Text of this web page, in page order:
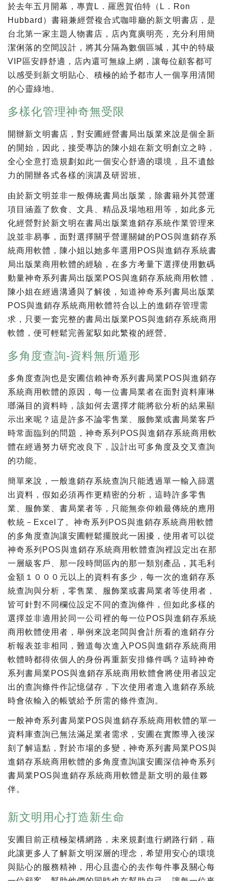
於去年五月開幕，專賣L．羅恩賀伯特（L．Ron
Hubbard）書籍兼經營複合式咖啡廳的新文明書店，是
台北第一家主題人物書店，店內寬廣明亮，充分利用簡
潔俐落的空間設計，將其分隔為數個區堿，其中的特級
VIP區安靜舒適，店內還可無線上網，讓每位顧客都可
以感受到新文明貼心、積極的給予都市人一個享用清閒
的心靈綠地。
多樣化管理神奇無受限
開辦新文明書店，對安圃經營書局出版業來說是個全新
的開始，因此，接受專訪的陳小姐在新文明創立之時，
全心全意打造規劃如此一個安心舒適的環境，且不遺餘
力的開辦各式各樣的演講及研習班。
由於新文明並非一般傳統書局出版業，除書籍外其營運
項目涵蓋了飲食、文具、精品及場地租用等，如此多元
化經營對於新文明在書局出版業進銷存系統作業管理來
說並非易事，面對選擇關乎營運關鍵的POS與進銷存系
統商用軟體，陳小姐以她多年選用POS與進銷存系統書
局出版業商用軟體的經驗，在多方考量下選擇使用數碼
動量神奇系列書局出版業POS與進銷存系統商用軟體，
陳小姐在經過溝通與了解後，知道神奇系列書局出版業
POS與進銷存系統商用軟體符合以上的進銷存管理需
求，只要一套完整的書局出版業POS與進銷存系統商用
軟體，便可輕鬆完善駕馭如此繁複的經營。
多角度查詢-資料無所遁形
多角度查詢也是安圃信賴神奇系列書局業POS與進銷存
系統商用軟體的原因，每一位書局業者在面對資料庫琳
瑯滿目的資料時，該如何去選擇才能將欲分析的結果顯
示出來呢？這是許多不論零售業、服飾業或書局業客戶
時常面臨到的問題，神奇系列POS與進銷存系統商用軟
體在經過努力研究改良下，設計出可多角度及交叉查詢
的功能。
簡單來說，一般進銷存系統查詢只能透過單一輸入篩選
出資料，假如必須再作更精密的分析，這時許多零售
業、服飾業、書局業者等，只能無奈仰賴最傳統的應用
軟統－Excel了。神奇系列POS與進銷存系統商用軟體
的多角度查詢讓安圃輕鬆擺脫此一困擾，使用者可以從
神奇系列POS與進銷存系統商用軟體查詢裡設定出在那
一層級客戶、那一段時間區內的那一類別產品，其毛利
金額１０００元以上的資料有多少，每一次的進銷存系
統查詢與分析，零售業、服飾業或書局業者等使用者，
皆可針對不同欄位設定不同的查詢條件，但如此多樣的
選擇並非適用於同一公司裡的每一位POS與進銷存系統
商用軟體使用者，舉例來說老闆與會計所看的進銷存分
析報表並非相同，難道每次進入POS與進銷存系統商用
軟體時都得依個人的身份再重新安排條件嗎？這時神奇
系列書局業POS與進銷存系統商用軟體會將使用者設定
出的查詢條件作記憶儲存，下次使用者進入進銷存系統
時會依輸入的帳號給予所需的條件查詢。
一般神奇系列書局業POS與進銷存系統商用軟體的單一
資料庫查詢已無法滿足業者需求，安圃在實際導入後深
刻了解這點，對於市場的多變，神奇系列書局業POS與
進銷存系統商用軟體的多角度查詢讓安圃深信神奇系列
書局業POS與進銷存系統商用軟體是新文明的最佳夥
伴。
新文明用心打造新生命
安圃目前正積極架構網路，未來規劃進行網路行銷，藉
此讓更多人了解新文明深層的理念，希望用安心的環境
與貼心的服務精神，用心且盡心的去作每件事及關心每